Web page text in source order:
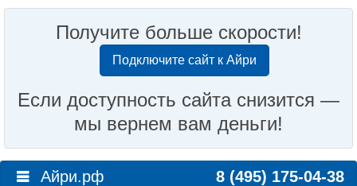
Получите больше скорости!
Подключите сайт к Айри
Если доступность сайта снизится —
мы вернем вам деньги!
Айри.рф 8 (495) 175-04-38